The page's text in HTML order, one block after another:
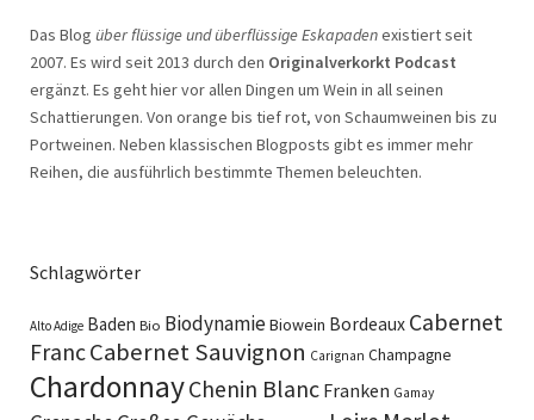
Das Blog über flüssige und überflüssige Eskapadenexistiert seit
2007. Es wird seit 2013 durch den Originalverkorkt Podcast
ergänzt. Es geht hier vor allen Dingen um Wein in all seinen
Schattierungen. Von orange bis tief rot, von Schaumweinen bis zu
Portweinen. Neben klassischen Blogposts gibt es immer mehr
Reihen, die ausführlich bestimmte Themen beleuchten.
Schlagwörter
Alto Adige Baden Bio BiodynamieBiowein Bordeaux Cabernet
FrancCabernet Sauvignon Carignan Champagne
ChardonnayChenin Blanc Franken Gamay